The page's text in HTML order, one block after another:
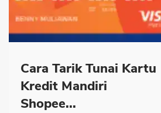
Cara Tarik Tunai Kartu
Kredit Mandiri
Shopee...